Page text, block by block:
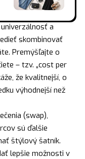
a
skombinovať
Premýšľajte o
– tzv. „cost per
že kvalitnejší, o
výhodnejší než
(swap),
sú ďalšie
štýlový šatník.
lepšie možnosti v